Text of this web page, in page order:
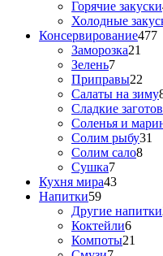
Горячие закуски
Холодные
Консервирование477
Заморозка21
Зелень7
Приправы22
Салаты на зиму
Сладкие
Соленья и
Солим рыбу31
Солим сало8
Сушка7
Кухня мира43
Напитки59
Другие напитки
Коктейли6
Компоты21